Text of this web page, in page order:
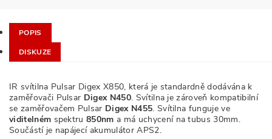
POPIS
DISKUZE
IR svítilna Pulsar Digex X850, která je standardně dodávána k
zaměřovači Pulsar Digex N450. Svítilna je zároveň kompatibilní
se zaměřovačem Pulsar Digex N455. Svítilna funguje ve
viditelném spektru850nm a má uchycení na tubus 30mm.
Součástí je napájecí akumulátor APS2.